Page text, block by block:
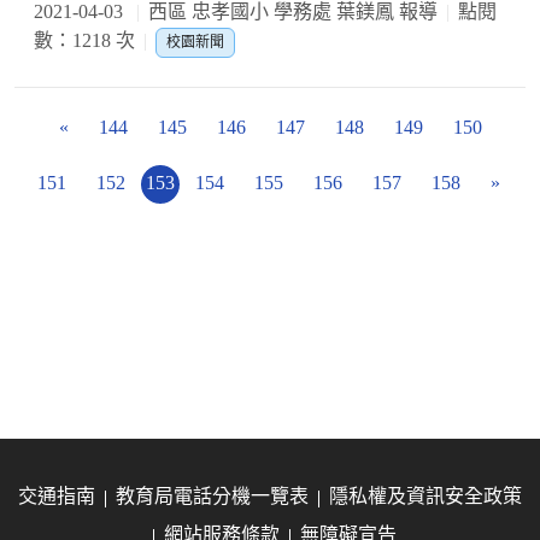
2021-04-03 西區 忠孝國小 學務處 葉鎂鳳 報導
點閱
數：1218 次
校園新聞
« 144 145 146 147 148 149 150
151 152 153 154 155 156 157 158 »
交通指南 教育局電話分機一覽表
隱私權及資訊安全政策
網站服務條款
無障礙宣告